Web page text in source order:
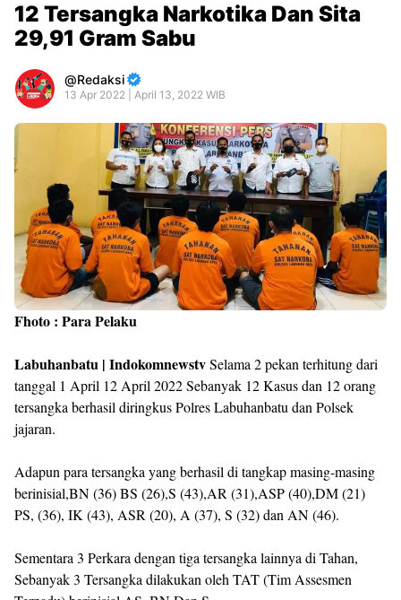
12 Tersangka Narkotika Dan Sita
29,91 Gram Sabu
Redaksi
13 Apr 2022 | April 13, 2022 WIB
Fhoto : Para Pelaku
Labuhanbatu | IndokomnewstvSelama 2 pekan terhitung dari
tanggal 1 April 12 April 2022 Sebanyak 12 Kasus dan 12 orang
tersangka berhasil diringkus Polres Labuhanbatu dan Polsek
jajaran.
Adapun para tersangka yang berhasil di tangkap masing-masing
berinisial,BN (36) BS (26),S (43),AR (31),ASP (40),DM (21)
PS, (36), IK (43), ASR (20), A (37), S (32) dan AN (46).
Sementara 3 Perkara dengan tiga tersangka lainnya di Tahan,
Sebanyak 3 Tersangka dilakukan oleh TAT (Tim Assesmen